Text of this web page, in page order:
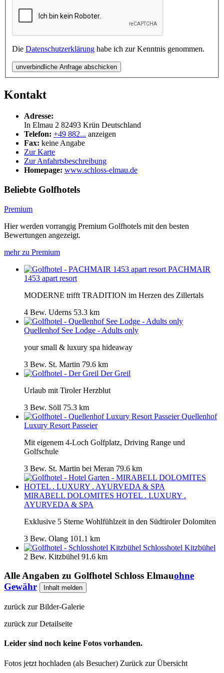
Die Datenschutzerklärung habe ich zur Kenntnis genommen.
unverbindliche Anfrage abschicken
Kontakt
Adresse:
In Elmau 2 82493 Krün Deutschland
Telefon: +49 882... anzeigen
Fax: keine Angabe
Zur Karte
Zur Anfahrtsbeschreibung
Homepage: www.schloss-elmau.de
Beliebte Golfhotels
Premium
Hier werden vorrangig Premium Golfhotels mit den besten
Bewertungen angezeigt.
mehr zu Premium
PACHMAIR
1453 apart resort
MODERNE trifft TRADITION im Herzen des Zillertals
4 Bew. Uderns 53.3 km
Quellenhof See Lodge - Adults only
your small & luxury spa hideaway
3 Bew. St. Martin 79.6 km
Der Greil
Urlaub mit Tiroler Herzblut
3 Bew. Söll 75.3 km
Quellenhof
Luxury Resort Passeier
Mit eigenem 4-Loch Golfplatz, Driving Range und
Golfschule
3 Bew. St. Martin bei Meran 79.6 km
MIRABELL DOLOMITES HOTEL . LUXURY .
AYURVEDA & SPA
Exklusive 5 Sterne Wohlfühlzeit in den Südtiroler Dolomiten
3 Bew. Olang 101.1 km
Schlosshotel Kitzbühel
2 Bew. Kitzbühel 91.6 km
Alle Angaben zu Golfhotel Schloss Elmauohne
Gewähr
Inhalt melden
zurück zur Bilder-Galerie
zurück zur Detailseite
Leider sind noch keine Fotos vorhanden.
Fotos jetzt hochladen (als Besucher) Zurück zur Übersicht